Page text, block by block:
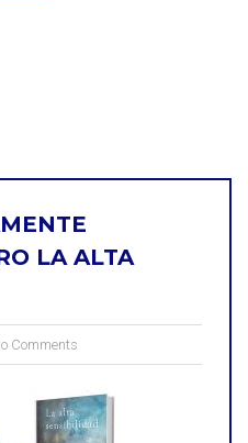
LA ALTA
Comments